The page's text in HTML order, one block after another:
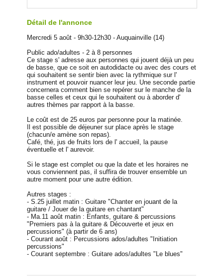
Détail de l'annonce
Mercredi 5 août - 9h30-12h30 - Auquainville (14)
Public ado/adultes - 2 à 8 personnes
Ce stage s' adresse aux personnes qui jouent déjà un peu
de basse, que ce soit en autodidacte ou avec des cours et
qui souhaitent se sentir bien avec la rythmique sur l'
instrument et pouvoir nuancer leur jeu. Une seconde partie
concernera comment bien se repérer sur le manche de la
basse celles et ceux qui le souhaitent ou à aborder d'
autres thèmes par rapport à la basse.
Le coût est de 25 euros par personne pour la matinée.
Il est possible de déjeuner sur place après le stage
(chacun/e amène son repas).
Café, thé, jus de fruits lors de l' accueil, la pause
éventuelle et l' aurevoir.
Si le stage est complet ou que la date et les horaires ne
vous conviennent pas, il suffira de trouver ensemble un
autre moment pour une autre édition.
Autres stages :
- S.25 juillet matin : Guitare "Chanter en jouant de la
guitare / Jouer de la guitare en chantant"
- Ma.11 août matin : Enfants, guitare & percussions
"Premiers pas à la guitare & Découverte et jeux en
percussions" (à partir de 6 ans)
- Courant août : Percussions ados/adultes "Initiation
percussions"
- Courant septembre : Guitare ados/adultes "Le blues"